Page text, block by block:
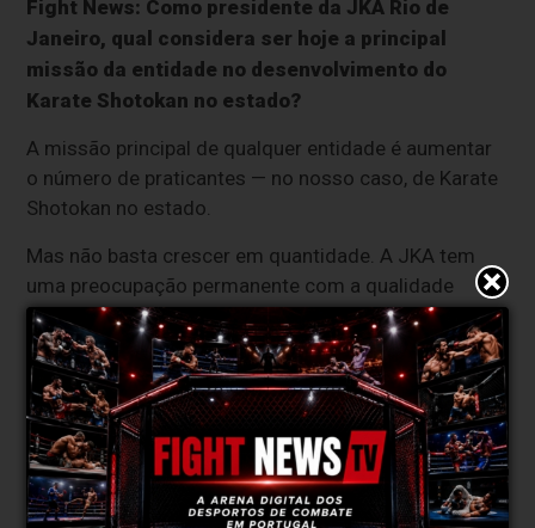
Fight News: Como presidente da JKA Rio de
Janeiro, qual considera ser hoje a principal
missão da entidade no desenvolvimento do
Karate Shotokan no estado?
A missão principal de qualquer entidade é aumentar
o número de praticantes — no nosso caso, de Karate
Shotokan no estado.
Mas não basta crescer em quantidade. A JKA tem
uma preocupação permanente com a qualidade
técnica, então o objetivo é aumentar o número de
praticantes com nível técnico elevado.